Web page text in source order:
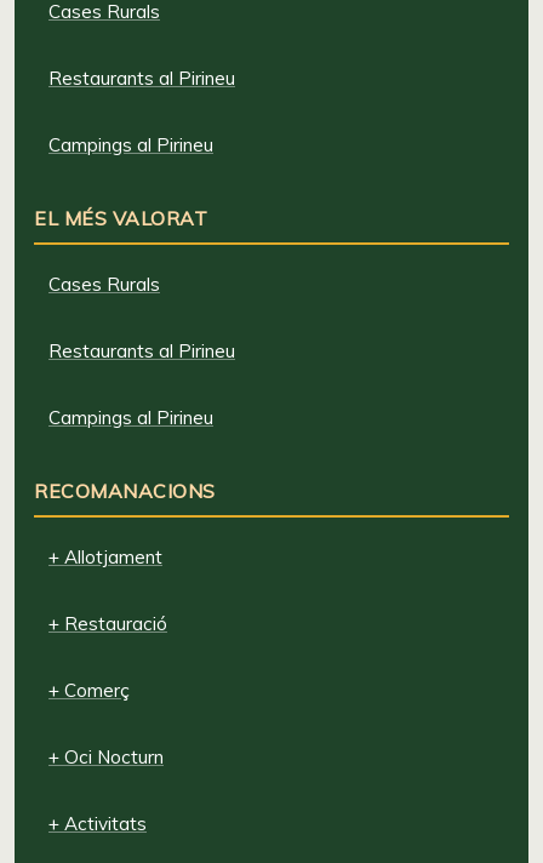
Cases Rurals
Restaurants al Pirineu
Campings al Pirineu
EL MÉS VALORAT
Cases Rurals
Restaurants al Pirineu
Campings al Pirineu
RECOMANACIONS
+ Allotjament
+ Restauració
+ Comerç
+ Oci Nocturn
+ Activitats